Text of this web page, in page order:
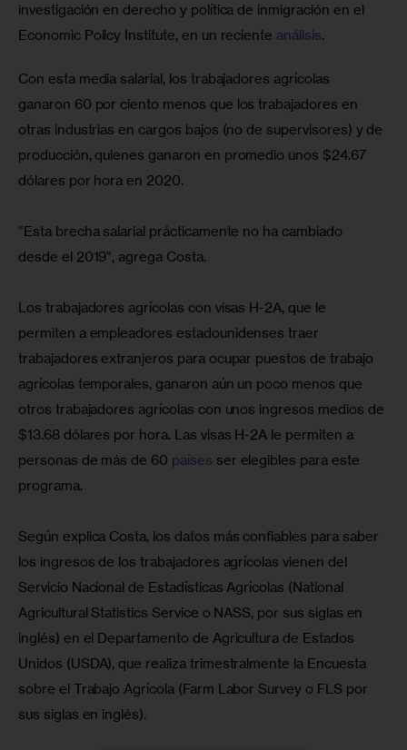
investigación en derecho y política de inmigración en el
Economic Policy Institute, en un reciente análisis.
Con esta media salarial, los trabajadores agrícolas
ganaron 60 por ciento menos que los trabajadores en
otras industrias en cargos bajos (no de supervisores) y de
producción, quienes ganaron en promedio unos $24.67
dólares por hora en 2020.
“Esta brecha salarial prácticamente no ha cambiado
desde el 2019”, agrega Costa.
Los trabajadores agrícolas con visas H-2A, que le
permiten a empleadores estadounidenses traer
trabajadores extranjeros para ocupar puestos de trabajo
agrícolas temporales, ganaron aún un poco menos que
otros trabajadores agrícolas con unos ingresos medios de
$13.68 dólares por hora. Las visas H-2A le permiten a
personas de más de 60 países ser elegibles para este
programa.
Según explica Costa, los datos más confiables para saber
los ingresos de los trabajadores agrícolas vienen del
Servicio Nacional de Estadísticas Agrícolas (National
Agricultural Statistics Service o NASS, por sus siglas en
inglés) en el Departamento de Agricultura de Estados
Unidos (USDA), que realiza trimestralmente la Encuesta
sobre el Trabajo Agrícola (Farm Labor Survey o FLS por
sus siglas en inglés).